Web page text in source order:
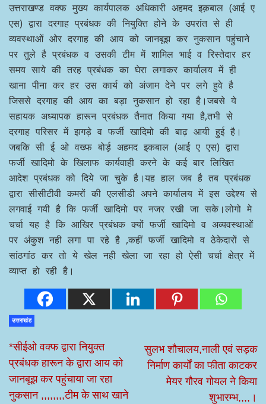
उत्तराखण्ड वक्फ मुख्य कार्यपालक अधिकारी अहमद इक़बाल (आई ए
एस) द्वारा दरगाह प्रबंधक की नियुक्ति होने के उपरांत से ही
व्यवस्थाओं ओर दरगाह की आय को जानबूझ कर नुकसान पहुंचाने
पर तुले है प्रबंधक व उसकी टीम में शामिल भाई व रिस्तेदार हर
समय साये की तरह प्रबंधक का घेरा लगाकर कार्यालय में ही
खाना पीना कर हर उस कार्य को अंजाम देने पर लगे हुवे है
जिससे दरगाह की आय का बड़ा नुकसान हो रहा है।जबसे ये
सहायक अध्यापक हारून प्रबंधक तैनात किया गया है,तभी से
दरगाह परिसर में झगड़े व फर्जी खादिमो की बाढ़ आयी हुई है।
जबकि सी ई ओ वख्फ बोर्ड़ अहमद इकबाल (आई ए एस) द्वारा
फर्जी खादिमो के खिलाफ कार्यवाही करने के कई बार लिखित
आदेश प्रबंधक को दिये जा चुके है।यह हाल जब है तब प्रबंधक
द्वारा सीसीटीवी कमरों की एलसीडी अपने कार्यालय में इस उद्देश्य से
लगवाई गयी है कि फर्जी खादिमो पर नजर रखी जा सके।लोगो मे
चर्चा यह है कि आखिर प्रबंधक क्यों फर्जी खादिमो व अव्यवस्थाओं
पर अंकुश नही लगा पा रहे है ,कहीं फर्जी खादिमो व ठेकेदारों से
सांठगांठ कर तो ये खेल नही खेला जा रहा हो ऐसी चर्चा क्षेत्र में
व्याप्त हो रही है।
उत्तराखंड
*सीईओ वक्फ द्वारा नियुक्त
प्रबंधक हारून के द्वारा आय को
जानबूझ कर पहुंचाया जा रहा
नुकसान ,,,,,,,,टीम के साथ खाने
सुलभ शौचालय,नाली एवं सड़क
निर्माण कार्यों का फीता काटकर
मेयर गौरव गोयल ने किया
शुभारम्भ,,,,।